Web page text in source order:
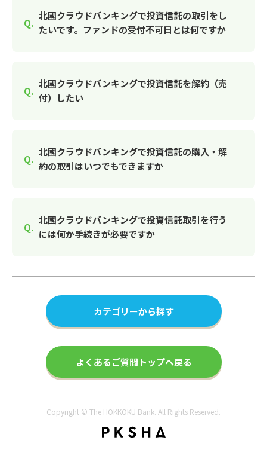
北國クラウドバンキングで投資信託の取引をし
たいです。ファンドの受付不可日とは何ですか
北國クラウドバンキングで投資信託を解約（売
付）したい
北國クラウドバンキングで投資信託の購入・解
約の取引はいつでもできますか
北國クラウドバンキングで投資信託取引を行う
には何か手続きが必要ですか
カテゴリーから探す
よくあるご質問トップへ戻る
Copyright © The HOKKOKU Bank. All Rights Reserved.